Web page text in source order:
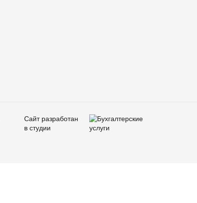
Сайт разработан
в студии